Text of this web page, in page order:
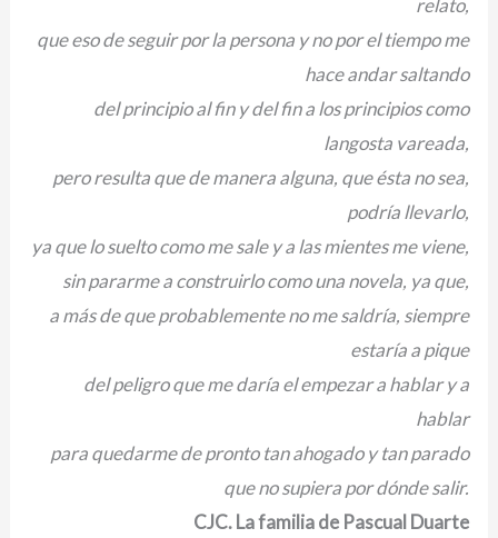
relato,
que eso de seguir por la persona y no por el tiempo me
hace andar saltando
del principio al fin y del fin a los principios como
langosta vareada,
pero resulta que de manera alguna, que ésta no sea,
podría llevarlo,
ya que lo suelto como me sale y a las mientes me viene,
sin pararme a construirlo como una novela, ya que,
a más de que probablemente no me saldría, siempre
estaría a pique
del peligro que me daría el empezar a hablar y a
hablar
para quedarme de pronto tan ahogado y tan parado
que no supiera por dónde salir.
CJC. La familia de Pascual Duarte